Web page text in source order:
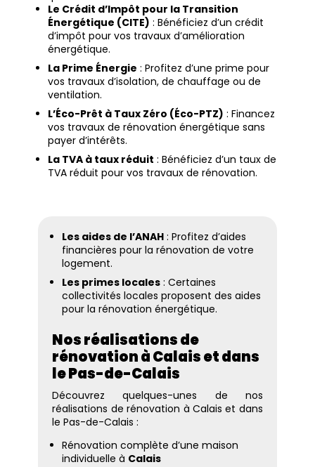
Le Crédit d’Impôt pour la Transition
Énergétique (CITE) : Bénéficiez d’un crédit
d’impôt pour vos travaux d’amélioration
énergétique.
La Prime Énergie : Profitez d’une prime pour
vos travaux d’isolation, de chauffage ou de
ventilation.
L’Éco-Prêt à Taux Zéro (Éco-PTZ) : Financez
vos travaux de rénovation énergétique sans
payer d’intérêts.
La TVA à taux réduit : Bénéficiez d’un taux de
TVA réduit pour vos travaux de rénovation.
Les aides de l’ANAH : Profitez d’aides
financières pour la rénovation de votre
logement.
Les primes locales : Certaines
collectivités locales proposent des aides
pour la rénovation énergétique.
Nos réalisations de
rénovation à Calais et dans
le Pas-de-Calais
Découvrez quelques-unes de nos
réalisations de rénovation à Calais et dans
le Pas-de-Calais :
Rénovation complète d’une maison
individuelle à Calais